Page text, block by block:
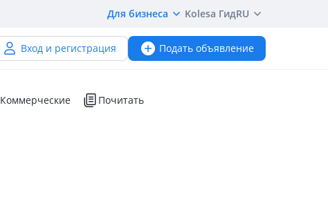
Для бизнеса Kolesa ГидRU
Вход и регистрация Подать объявление
Коммерческие Почитать